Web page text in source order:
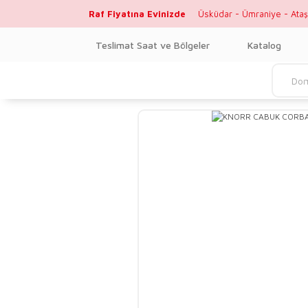
Raf Fiyatına Evinizde Üsküdar - Ümraniye -
Teslimat Saat ve Bölgeler Katalog